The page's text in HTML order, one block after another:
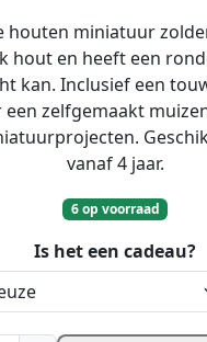
houten miniatuur
hout en heeft een
kan. Inclusief een
zelfgemaakt
vanaf 4 jaar.
6 op voorraad
Is het een cadeau?